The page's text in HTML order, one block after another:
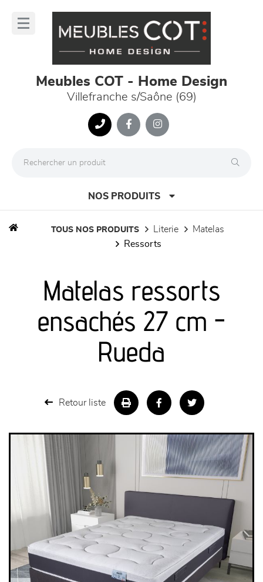
Meubles COT - Home Design
Villefranche s/Saône (69)
NOS PRODUITS
séjours
meubles de complément
chambres et dressing
TOUS NOS PRODUITS literie
matelas
ressorts
Matelas ressorts
ensachés 27 cm -
Rueda
Retour liste